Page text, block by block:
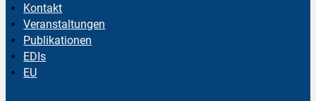
Kontakt
Veranstaltungen
Publikationen
EDIs
EU